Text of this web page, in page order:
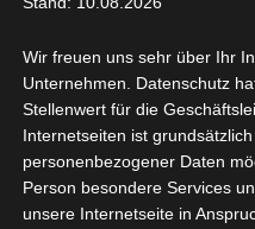
Wir freuen uns sehr über Ihr
Unternehmen. Datenschutz
Stellenwert für die
Internetseiten ist
personenbezogener Daten
Person besondere Services
unsere Internetseite in